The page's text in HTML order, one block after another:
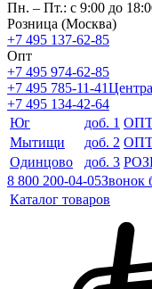
Пн. – Пт.: с 9:00 до
Розница (Москва)
+7 495 137-62-85
Опт
+7 495 974-62-85
+7 495 785-11-41
+7 495 134-42-64
Юг
доб. 1
Мытищи
доб. 2
Одинцово
доб. 3
8 800 200-04-05Звонок
Каталог товаров